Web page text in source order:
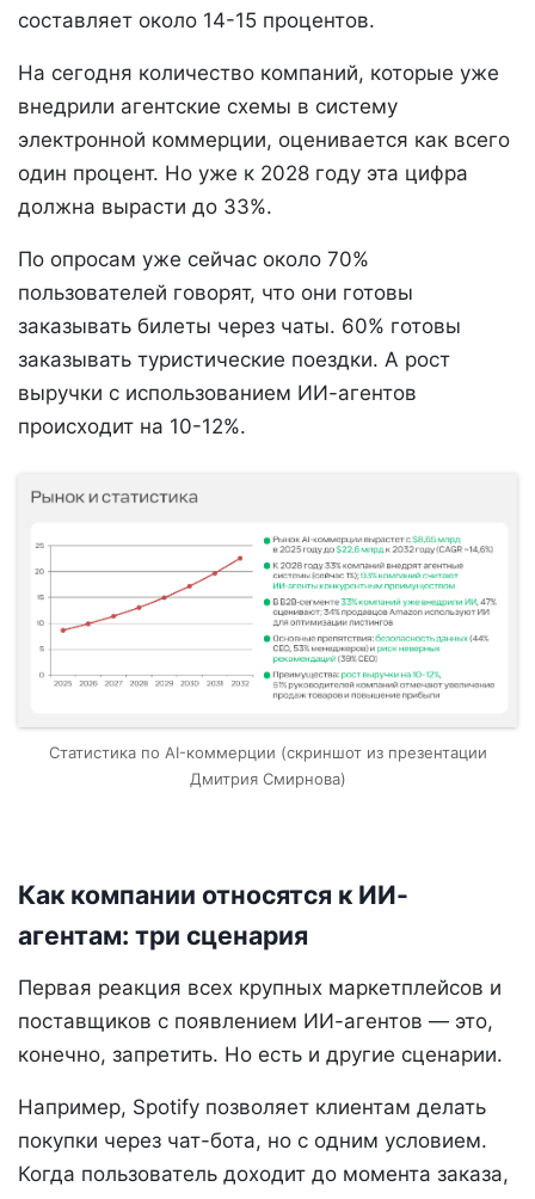
составляет около 14-15 процентов.
На сегодня количество компаний, которые уже
внедрили агентские схемы в систему
электронной коммерции, оценивается как всего
один процент. Но уже к 2028 году эта цифра
должна вырасти до 33%.
По опросам уже сейчас около 70%
пользователей говорят, что они готовы
заказывать билеты через чаты. 60% готовы
заказывать туристические поездки. А рост
выручки с использованием ИИ-агентов
происходит на 10-12%.
Статистика по AI-коммерции (скриншот из презентации
Дмитрия Смирнова)
Как компании относятся к ИИ-
агентам: три сценария
Первая реакция всех крупных маркетплейсов и
поставщиков с появлением ИИ-агентов — это,
конечно, запретить. Но есть и другие сценарии.
Например, Spotify позволяет клиентам делать
покупки через чат-бота, но с одним условием.
Когда пользователь доходит до момента заказа,